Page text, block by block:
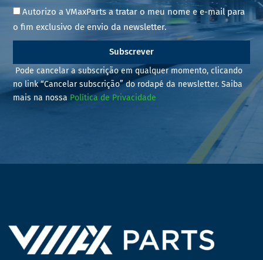
Autorizo a VMaxParts a tratar o meu nome e e-mail para
o fim exclusivo de envio da newsletter.
Subscrever
Pode cancelar a subscrição em qualquer momento, clicando
no link “Cancelar subscrição” do rodapé da newsletter. Saiba
mais na nossa Política de Privacidade